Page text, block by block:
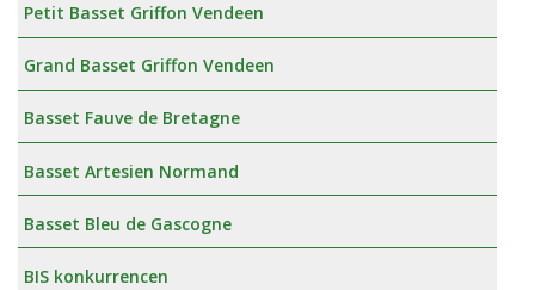
Petit Basset Griffon Vendeen
Grand Basset Griffon Vendeen
Basset Fauve de Bretagne
Basset Artesien Normand
Basset Bleu de Gascogne
BIS konkurrencen